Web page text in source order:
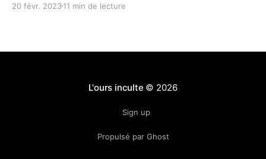
pitié. Sélection VF 9 Mars - Les Voyageurs 3 :
20 févr. 202311 min de lecture
L'ours inculte © 2026
Sign up
Propulsé par Ghost